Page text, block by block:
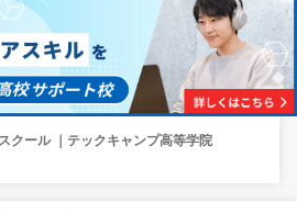
クール ｜テックキャンプ高等学院